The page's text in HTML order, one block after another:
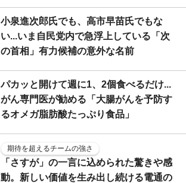
小泉進次郎氏でも、高市早苗氏でもな
い...いま自民党内で急浮上している「次
の首相」有力候補の意外な名前
パカッと開けて週に1、2個食べるだけ...
がん専門医が勧める「大腸がんを予防す
るオメガ脂肪酸たっぷり食品」
期待を超えるチームの強さ
「さすが」の一言に込められた驚きや感
動。新しい価値を生み出し続ける電通の